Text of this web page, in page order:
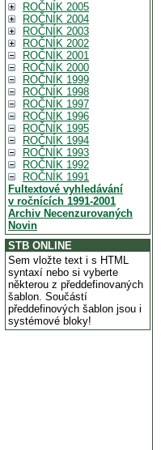
ROČNÍK 2005
ROČNÍK 2004
ROČNÍK 2003
ROČNÍK 2002
ROČNÍK 2001
ROČNÍK 2000
ROČNÍK 1999
ROČNÍK 1998
ROČNÍK 1997
ROČNÍK 1996
ROČNÍK 1995
ROČNÍK 1994
ROČNÍK 1993
ROČNÍK 1992
ROČNÍK 1991
Fultextové vyhledávání
v ročnících 1991-2001
Archiv Necenzurovaných
Novin
STB ONLINE
Sem vložte text i s HTML
syntaxí nebo si vyberte
některou z předdefinovaných
šablon. Součástí
předdefinových šablon jsou i
systémové bloky!